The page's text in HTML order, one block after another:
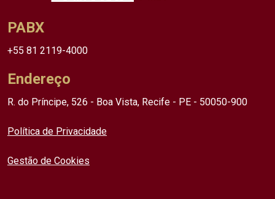
PABX
+55 81 2119-4000
Endereço
R. do Príncipe, 526 - Boa Vista, Recife - PE - 50050-900
Política de Privacidade
Gestão de Cookies